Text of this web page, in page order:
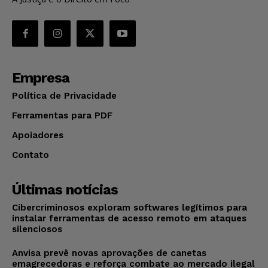
Empresa
Política de Privacidade
Ferramentas para PDF
Apoiadores
Contato
Últimas notícias
Cibercriminosos exploram softwares legítimos para
instalar ferramentas de acesso remoto em ataques
silenciosos
Anvisa prevê novas aprovações de canetas
emagrecedoras e reforça combate ao mercado ilegal